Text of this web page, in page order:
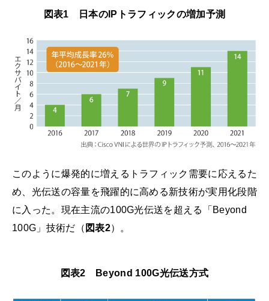
図表1 日本のIPトラフィックの増加予測
このように爆発的に増えるトラフィック需要に応えるた
め、光伝送の容量を飛躍的に高める新技術が実用化段階
に入った。現在主流の100G光伝送を超える「Beyond
100G」技術だ（ 図表2）。
図表2 Beyond 100G光伝送方式